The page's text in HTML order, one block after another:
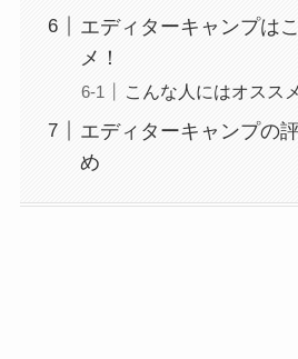
エディターキャンプは
メ！
こんな人にはオスス
エディターキャンプの
め